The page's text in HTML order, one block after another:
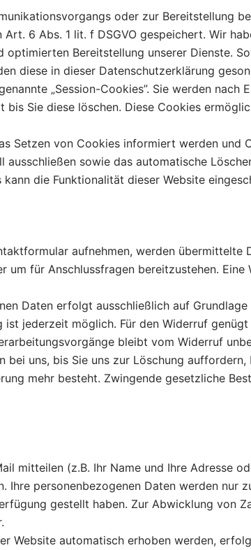
oder zur Bereitstellung
6 Abs. 1 lit. f DSGVO gespeichert. Wir
Bereitstellung unserer Dienste.
diese in dieser Datenschutzerklärung
„Session-Cookies”. Sie werden nach
Sie diese löschen. Diese Cookies
Setzen von Cookies informiert werden und
sowie das automatische
die Funktionalität dieser Website
aufnehmen, werden übermittelte
für Anschlussfragen bereitzustehen.
Daten erfolgt ausschließlich auf
jederzeit möglich. Für den Widerruf
bleibt vom Widerruf
uns, bis Sie uns zur Löschung auffordern,
mehr besteht. Zwingende gesetzliche
mitteilen (z.B. Ihr Name und Ihre Adresse
personenbezogenen Daten werden nur
gestellt haben. Zur Abwicklung von
Website automatisch erhoben werden,